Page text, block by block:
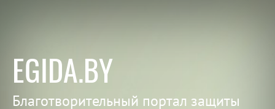
EGIDA.BY
Благотворительный портал защиты